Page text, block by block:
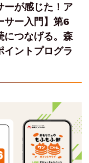
ーが感じた！ア
サー入門】第6
につなげる。森
イントプログラ